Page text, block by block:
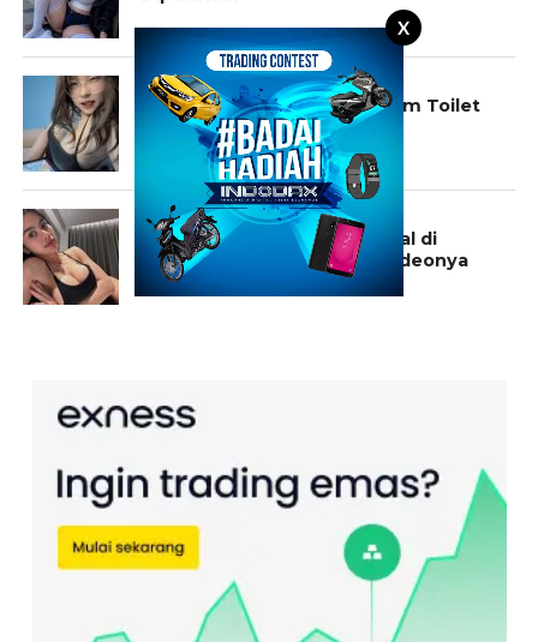
X
CERITA
Cerita Pramugari Hot Didalam Toilet
Pesawat
KONTEN EKSKLUSIF
Konten Eksklusif Fbyana Viral di
Media Sosial, Ini Foto dan Videonya